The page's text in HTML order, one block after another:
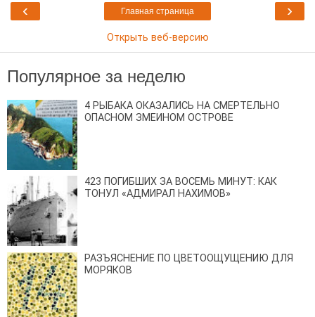
‹ ›
Главная страница
Открыть веб-версию
Популярное за неделю
4 РЫБАКА ОКАЗАЛИСЬ НА СМЕРТЕЛЬНО
ОПАСНОМ ЗМЕИНОМ ОСТРОВЕ
423 ПОГИБШИХ ЗА ВОСЕМЬ МИНУТ: КАК
ТОНУЛ «АДМИРАЛ НАХИМОВ»
РАЗЪЯСНЕНИЕ ПО ЦВЕТООЩУЩЕНИЮ ДЛЯ
МОРЯКОВ